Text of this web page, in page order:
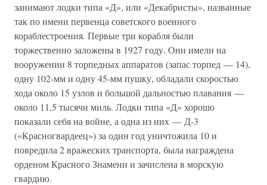
занимают лодки типа «Д», или «Декабристы», названные
так по имени первенца советского военного
кораблестроения. Первые три корабля были
торжественно заложены в 1927 году. Они имели на
вооружении 8 торпедных аппаратов (запас торпед — 14),
одну 102-мм и одну 45-мм пушку, обладали скоростью
хода около 15 узлов и большой дальностью плавания —
около 11,5 тысячи миль. Лодки типа «Д» хорошо
показали себя на войне, а одна из них — Д-3
(«Красногвардеец») за один год уничтожила 10 и
повредила 2 вражеских транспорта, была награждена
орденом Красного Знамени и зачислена в морскую
гвардию.